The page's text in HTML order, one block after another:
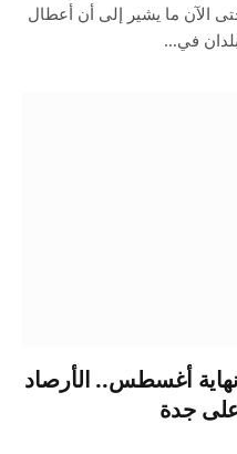
حتى الآن ما يشير إلى أن أعطال
في…
أغسطس.. الأرصاد
جدة